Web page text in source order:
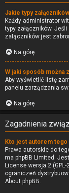
Jakie typy
Każdy administrator
typy załączników.
załączników jest
Na górę
W jaki sposób można
Aby wyświetlić listę
panelu zarządzania
Na górę
Zagadnienia
Kto jest autorem tego
Prawa autorskie do
ma phpBB Limited .
License wersja 2
ograniczeń
About phpBB.